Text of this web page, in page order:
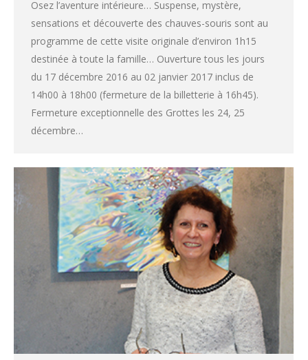
Osez l’aventure intérieure… Suspense, mystère,
sensations et découverte des chauves-souris sont au
programme de cette visite originale d’environ 1h15
destinée à toute la famille… Ouverture tous les jours
du 17 décembre 2016 au 02 janvier 2017 inclus de
14h00 à 18h00 (fermeture de la billetterie à 16h45).
Fermeture exceptionnelle des Grottes les 24, 25
décembre…